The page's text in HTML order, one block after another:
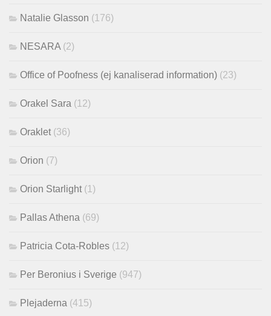
Natalie Glasson (176)
NESARA (2)
Office of Poofness (ej kanaliserad information) (23)
Orakel Sara (12)
Oraklet (36)
Orion (7)
Orion Starlight (1)
Pallas Athena (69)
Patricia Cota-Robles (12)
Per Beronius i Sverige (947)
Plejaderna (415)